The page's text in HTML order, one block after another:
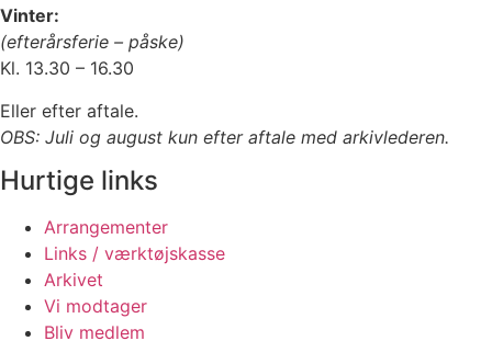
Vinter:
(efterårsferie – påske)
Kl. 13.30 – 16.30
Eller efter aftale.
OBS: Juli og august kun efter aftale med arkivlederen.
Hurtige links
Arrangementer
Links / værktøjskasse
Arkivet
Vi modtager
Bliv medlem